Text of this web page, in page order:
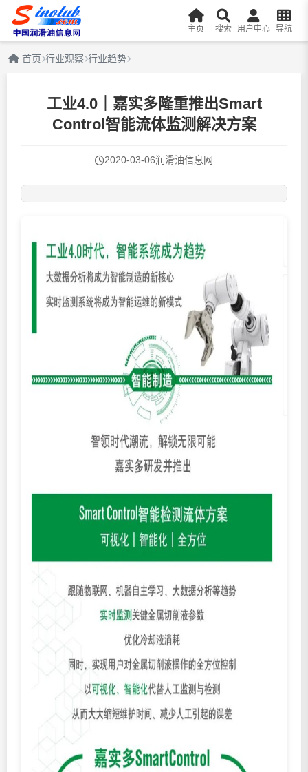
主页 搜索 用户中心 导航
首页 行业观察 行业趋势
工业4.0｜嘉实多隆重推出Smart
Control智能流体监测解决方案
2020-03-06润滑油信息网